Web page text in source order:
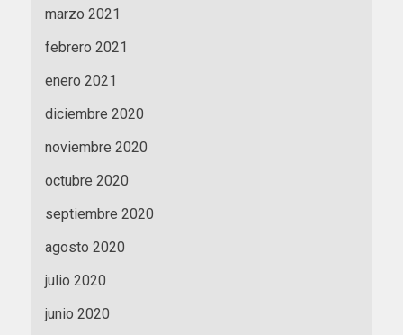
marzo 2021
febrero 2021
enero 2021
diciembre 2020
noviembre 2020
octubre 2020
septiembre 2020
agosto 2020
julio 2020
junio 2020